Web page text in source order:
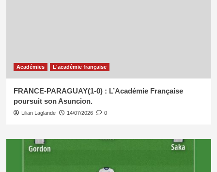
Académies L'académie française
FRANCE-PARAGUAY(1-0) : L’Académie Française
poursuit son Asuncion.
Lilian Laglande 14/07/2026 0